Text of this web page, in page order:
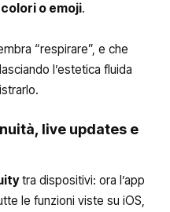
o emoji.
“respirare”, e che
l’estetica fluida
live updates e
tra dispositivi: ora l’app
le funzioni viste su iOS,